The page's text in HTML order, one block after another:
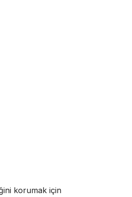
korumak için